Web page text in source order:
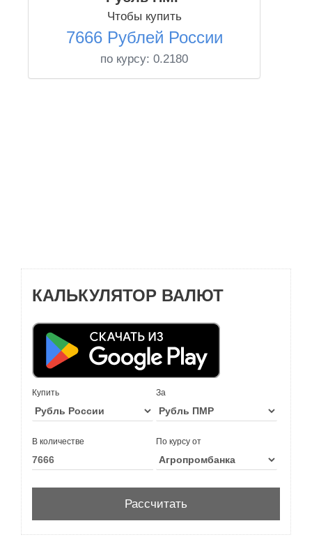
Чтобы купить
7666 Рублей России
по курсу: 0.2180
КАЛЬКУЛЯТОР ВАЛЮТ
Купить За
В количестве По курсу от